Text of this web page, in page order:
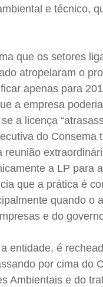
e técnico,
que os setores
atropelaram o
apenas para
a empresa
a licença
do Consema
reunião
a LP para
que a prática é
quando o
e do
entidade, é
por cima do
Ambientais e do